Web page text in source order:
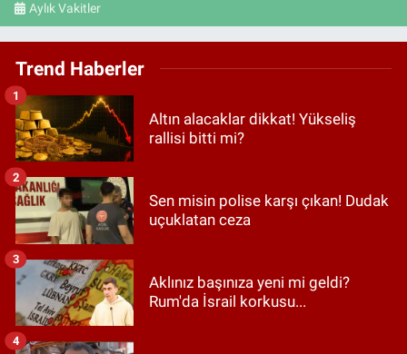
Aylık Vakitler
Trend Haberler
Altın alacaklar dikkat! Yükseliş
rallisi bitti mi?
1
Sen misin polise karşı çıkan! Dudak
uçuklatan ceza
2
Aklınız başınıza yeni mi geldi?
Rum'da İsrail korkusu...
3
4